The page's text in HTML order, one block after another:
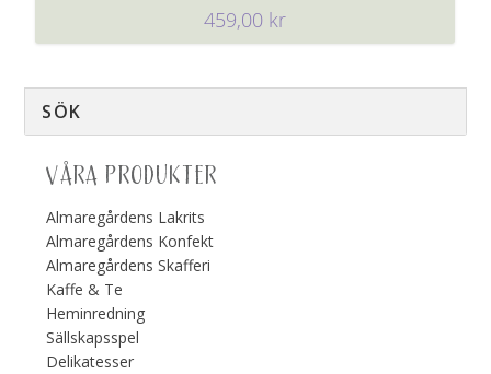
459,00 kr
VÅRA PRODUKTER
Almaregårdens Lakrits
Almaregårdens Konfekt
Almaregårdens Skafferi
Kaffe & Te
Heminredning
Sällskapsspel
Delikatesser